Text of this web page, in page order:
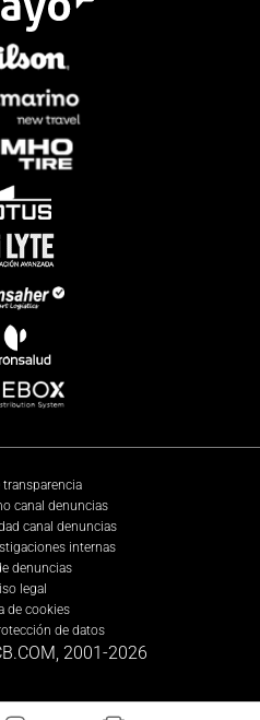
transparencia
canal denuncias
canal denuncias
internas
denuncias
legal
de cookies
de datos
2001-2026